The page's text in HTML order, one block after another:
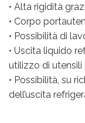
• Alta rigidità
• Corpo
• Possibilità di
• Uscita liquido
utilizzo di utensili
• Possibilità, su
dell’uscita